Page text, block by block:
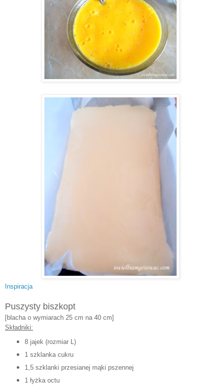
Inspiracja
Puszysty biszkopt
[b lacha o wymiarach 25 cm na 40 cm]
Składniki:
8 jajek (rozmiar L)
1 szklanka cukru
1,5 szklanki przesianej mąki pszennej
1 łyżka octu